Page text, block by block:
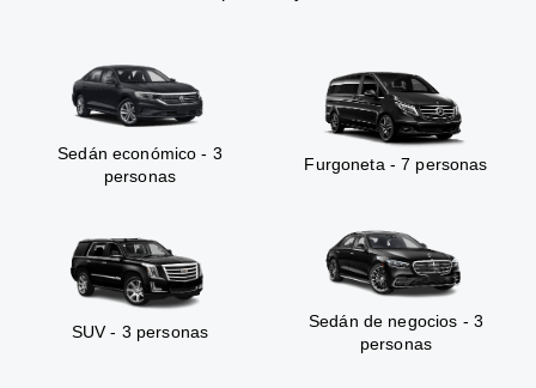
Sedán económico - 3
personas
Furgoneta - 7 personas
SUV - 3 personas
Sedán de negocios - 3
personas